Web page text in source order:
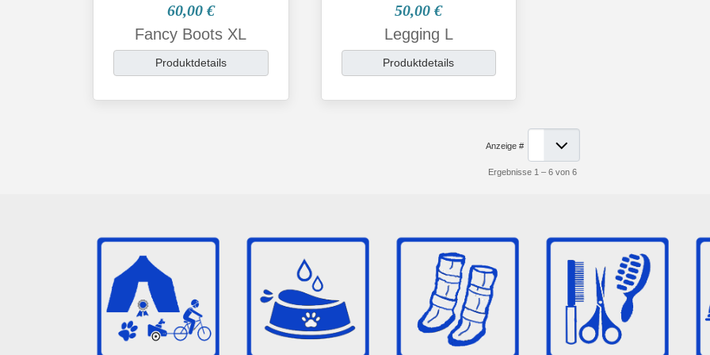
60,00 €
Fancy Boots XL
Produktdetails
50,00 €
Legging L
Produktdetails
Anzeige #
Ergebnisse 1 – 6 von 6